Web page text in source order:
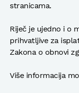
stranicama.
Riječ je ujedno i o
prihvatljive za
Zakona o obnovi
Više informacija